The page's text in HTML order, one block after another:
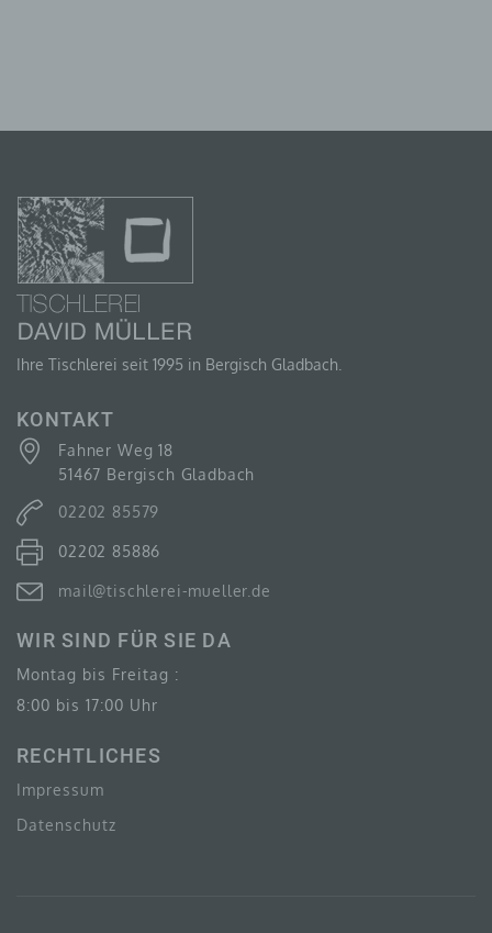
Ihre Tischlerei seit 1995 in Bergisch Gladbach.
KONTAKT
Fahner Weg 18
51467 Bergisch Gladbach
02202 85579
02202 85886
mail@tischlerei-mueller.de
WIR SIND FÜR SIE DA
Montag bis Freitag :
8:00 bis 17:00 Uhr
RECHTLICHES
Impressum
Datenschutz
E) PROFILING
Profiling ist jede Art der automatisierten Verarbeitung
personenbezogener Daten, die darin besteht, dass
diese personenbezogenen Daten verwendet werden,
um bestimmte persönliche Aspekte, die sich auf eine
natürliche Person beziehen, zu bewerten,
insbesondere, um Aspekte bezüglich Arbeitsleistung,
Vorlieben, Interessen, Zuverlässigkeit, Verhalten,
F) PSEUDONYMISIERUNG
Pseudonymisierung ist die Verarbeitung
die personenbezogenen Daten ohne Hinzuziehung
spezifischen betroffenen Person zugeordnet werden
können, sofern diese zusätzlichen Informationen
gesondert aufbewahrt werden und technischen und
organisatorischen Maßnahmen unterliegen, die
gewährleisten, dass die personenbezogenen Daten